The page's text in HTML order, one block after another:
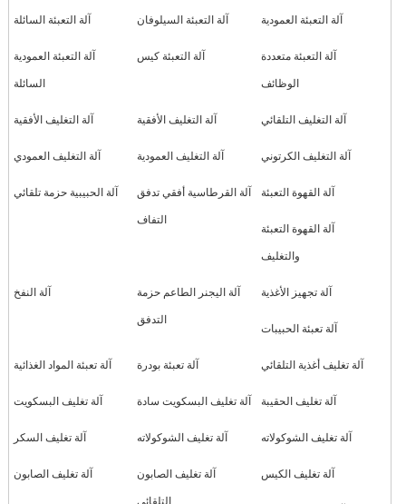
آلة التعبئة السائلة آلة التعبئة السيلوفان آلة التعبئة العمودية
آلة التعبئة العمودية
السائلة
آلة التعبئة كيس آلة التعبئة متعددة
الوظائف
آلة التغليف الأفقية آلة التغليف الأفقية آلة التغليف التلقائي
آلة التغليف العمودي آلة التغليف العمودية آلة التغليف الكرتوني
آلة الحبيبية حزمة تلقائي آلة القرطاسية أفقي تدفق
التفاف
آلة القهوة التعبئة
آلة القهوة التعبئة
والتغليف
آلة النفخ آلة اليجنر الطاعم حزمة
التدفق
آلة تجهيز الأغذية
آلة تعبئة الحبيبات
آلة تعبئة المواد الغذائية آلة تعبئة بودرة آلة تغليف أغذية التلقائي
آلة تغليف البسكويت آلة تغليف البسكويت سادة آلة تغليف الحقيبة
آلة تغليف السكر آلة تغليف الشوكولاته آلة تغليف الشوكولاته
آلة تغليف الصابون آلة تغليف الصابون
التلقائي
آلة تغليف الكيس